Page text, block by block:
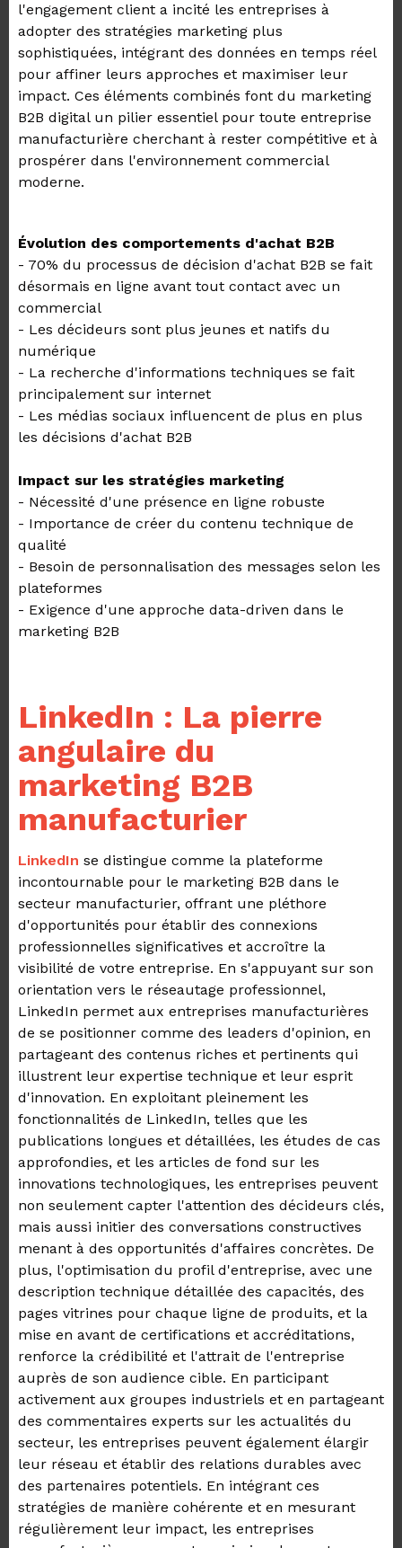
l'engagement client a incité les entreprises à
adopter des stratégies marketing plus
sophistiquées, intégrant des données en temps réel
pour affiner leurs approches et maximiser leur
impact. Ces éléments combinés font du marketing
B2B digital un pilier essentiel pour toute entreprise
manufacturière cherchant à rester compétitive et à
prospérer dans l'environnement commercial
moderne.
Évolution des comportements d'achat B2B
- 70% du processus de décision d'achat B2B se fait
désormais en ligne avant tout contact avec un
commercial
- Les décideurs sont plus jeunes et natifs du
numérique
- La recherche d'informations techniques se fait
principalement sur internet
- Les médias sociaux influencent de plus en plus
les décisions d'achat B2B
Impact sur les stratégies marketing
- Nécessité d'une présence en ligne robuste
- Importance de créer du contenu technique de
qualité
- Besoin de personnalisation des messages selon les
plateformes
- Exigence d'une approche data-driven dans le
marketing B2B
LinkedIn : La pierre
angulaire du
marketing B2B
manufacturier
LinkedIn se distingue comme la plateforme
incontournable pour le marketing B2B dans le
secteur manufacturier, offrant une pléthore
d'opportunités pour établir des connexions
professionnelles significatives et accroître la
visibilité de votre entreprise. En s'appuyant sur son
orientation vers le réseautage professionnel,
LinkedIn permet aux entreprises manufacturières
de se positionner comme des leaders d'opinion, en
partageant des contenus riches et pertinents qui
illustrent leur expertise technique et leur esprit
d'innovation. En exploitant pleinement les
fonctionnalités de LinkedIn, telles que les
publications longues et détaillées, les études de cas
approfondies, et les articles de fond sur les
innovations technologiques, les entreprises peuvent
non seulement capter l'attention des décideurs clés,
mais aussi initier des conversations constructives
menant à des opportunités d'affaires concrètes. De
plus, l'optimisation du profil d'entreprise, avec une
description technique détaillée des capacités, des
pages vitrines pour chaque ligne de produits, et la
mise en avant de certifications et accréditations,
renforce la crédibilité et l'attrait de l'entreprise
auprès de son audience cible. En participant
activement aux groupes industriels et en partageant
des commentaires experts sur les actualités du
secteur, les entreprises peuvent également élargir
leur réseau et établir des relations durables avec
des partenaires potentiels. En intégrant ces
stratégies de manière cohérente et en mesurant
régulièrement leur impact, les entreprises